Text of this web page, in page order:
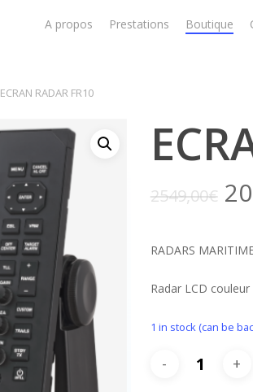
A propos Prestations Boutique
ECRAN RADAR FR10
2549,00€
RADARS
Radar LCD
1 in stock (can be